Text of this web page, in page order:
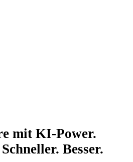
mit KI-Power.
Besser.